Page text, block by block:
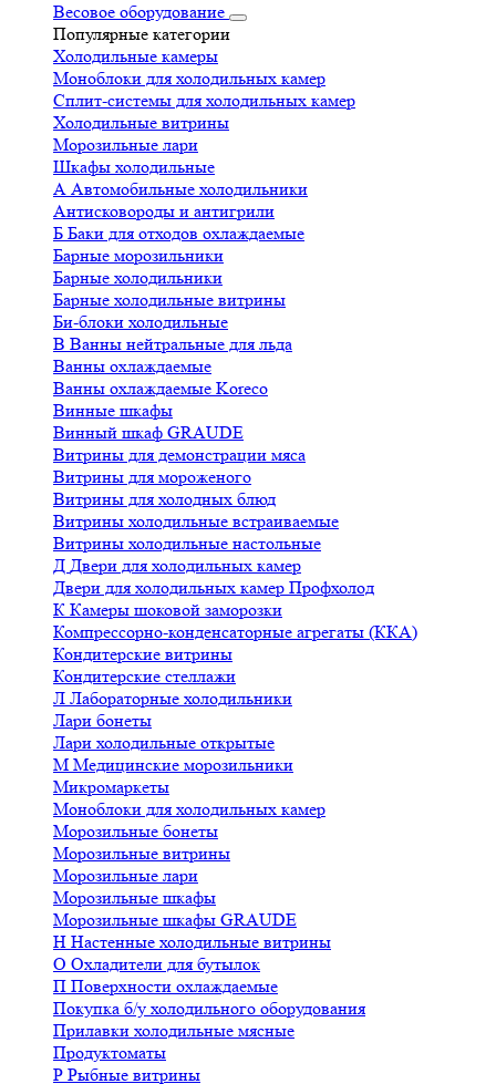
Весовое оборудование
Популярные категории
Холодильные камеры
Моноблоки для холодильных камер
Сплит-системы для холодильных камер
Холодильные витрины
Морозильные лари
Шкафы холодильные
А Автомобильные холодильники
Антисковороды и антигрили
Б Баки для отходов охлаждаемые
Барные морозильники
Барные холодильники
Барные холодильные витрины
Би-блоки холодильные
В Ванны нейтральные для льда
Ванны охлаждаемые
Ванны охлаждаемые Koreco
Винные шкафы
Винный шкаф GRAUDE
Витрины для демонстрации мяса
Витрины для мороженого
Витрины для холодных блюд
Витрины холодильные встраиваемые
Витрины холодильные настольные
Д Двери для холодильных камер
Двери для холодильных камер Профхолод
К Камеры шоковой заморозки
Компрессорно-конденсаторные агрегаты (ККА)
Кондитерские витрины
Кондитерские стеллажи
Л Лабораторные холодильники
Лари бонеты
Лари холодильные открытые
М Медицинские морозильники
Микромаркеты
Моноблоки для холодильных камер
Морозильные бонеты
Морозильные витрины
Морозильные лари
Морозильные шкафы
Морозильные шкафы GRAUDE
Н Настенные холодильные витрины
О Охладители для бутылок
П Поверхности охлаждаемые
Покупка б/у холодильного оборудования
Прилавки холодильные мясные
Продуктоматы
Р Рыбные витрины